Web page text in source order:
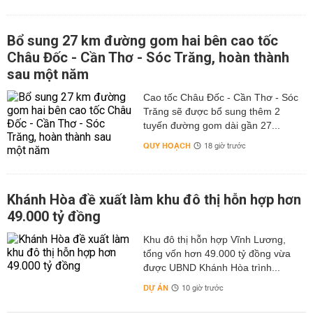
Bổ sung 27 km đường gom hai bên cao tốc
Châu Đốc - Cần Thơ - Sóc Trăng, hoàn thành
sau một năm
Cao tốc Châu Đốc - Cần Thơ - Sóc
Trăng sẽ được bổ sung thêm 2
tuyến đường gom dài gần 27...
QUY HOẠCH 18 giờ trước
Khánh Hòa đề xuất làm khu đô thị hỗn hợp hơn
49.000 tỷ đồng
Khu đô thị hỗn hợp Vĩnh Lương,
tổng vốn hơn 49.000 tỷ đồng vừa
được UBND Khánh Hòa trình...
DỰ ÁN 10 giờ trước